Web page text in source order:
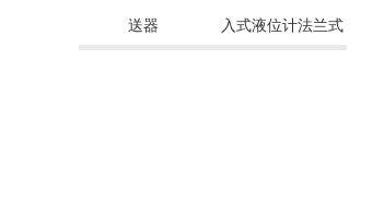
送器 入式液位计法兰式